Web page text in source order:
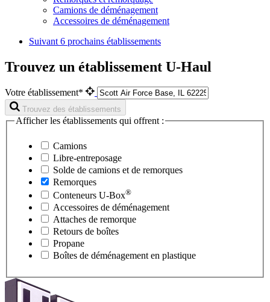
Camions de déménagement
Accessoires de déménagement
Suivant 6 prochains établissements
Trouvez un établissement U-Haul
Votre établissement*
Trouvez des établissements
Afficher les établissements qui offrent :
Camions
Libre-entreposage
Solde de camions et de remorques
Remorques
Conteneurs U-Box®
Accessoires de déménagement
Attaches de remorque
Retours de boîtes
Propane
Boîtes de déménagement en plastique